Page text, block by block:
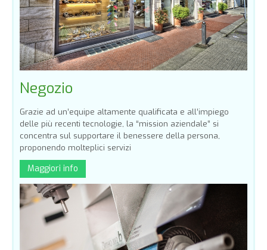
Negozio
Grazie ad un’equipe altamente qualificata e all’impiego
delle più recenti tecnologie, la “mission aziendale” si
concentra sul supportare il benessere della persona,
proponendo molteplici servizi
Maggiori info